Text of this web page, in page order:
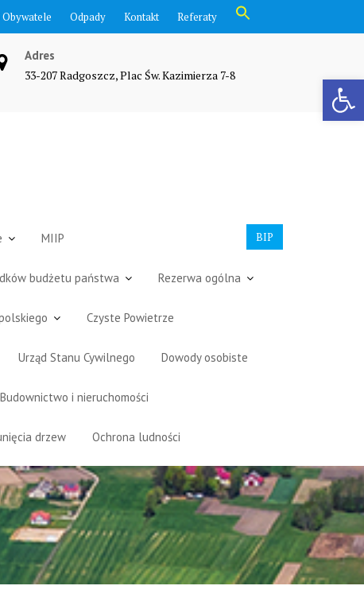
Otwórz pasek narzędzi
Odpady Kontakt Referaty
Search Button
Adres
33-207 Radgoszcz, Plac Św. Kazimierza 7-8
BIP
MIIP
budżetu państwa Rezerwa ogólna
Czyste Powietrze
Urząd Stanu Cywilnego Dowody osobiste
Budownictwo i nieruchomości
drzew Ochrona ludności